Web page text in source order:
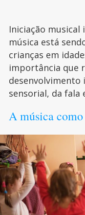
Iniciação musical
música está
crianças em
importância que
sensorial, da fala
A música